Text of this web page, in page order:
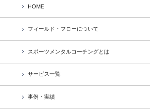
HOME
フィールド・フローについて
スポーツメンタルコーチングとは
サービス一覧
事例・実績